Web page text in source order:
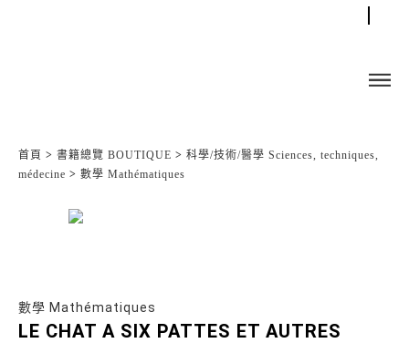
首頁 > 書籍總覽 BOUTIQUE > 科學/技術/醫學 Sciences, techniques,
médecine > 數學 Mathématiques
數學 Mathématiques
LE CHAT A SIX PATTES ET AUTRES